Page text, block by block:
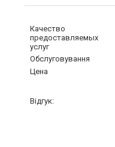
Качество
предоставляемых
услуг
Обслуговування
Цена
Відгук: